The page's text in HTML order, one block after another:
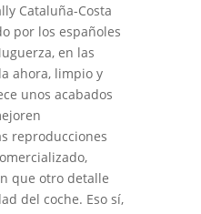
Cataluña-Costa
por los españoles
en las
ahora, limpio y
unos acabados
reproducciones
que otro detalle
del coche. Eso sí,